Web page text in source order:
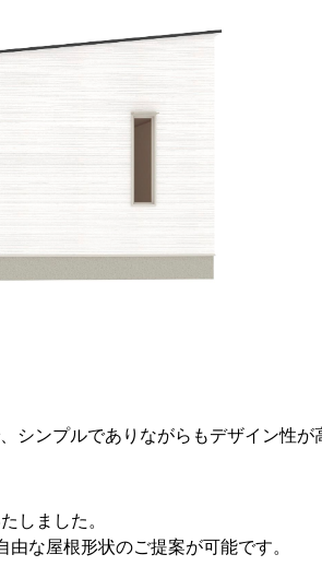
シンプルでありながらもデザイン性が
しました。
な屋根形状のご提案が可能です。